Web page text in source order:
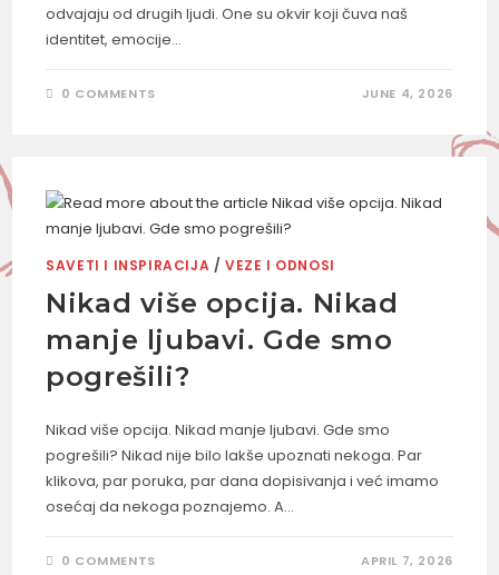
odvajaju od drugih ljudi. One su okvir koji čuva naš
identitet, emocije…
0 COMMENTS JUNE 4, 2026
SAVETI I INSPIRACIJA /VEZE I ODNOSI
Nikad više opcija. Nikad
manje ljubavi. Gde smo
pogrešili?
Nikad više opcija. Nikad manje ljubavi. Gde smo
pogrešili? Nikad nije bilo lakše upoznati nekoga. Par
klikova, par poruka, par dana dopisivanja i već imamo
osećaj da nekoga poznajemo. A…
0 COMMENTS APRIL 7, 2026